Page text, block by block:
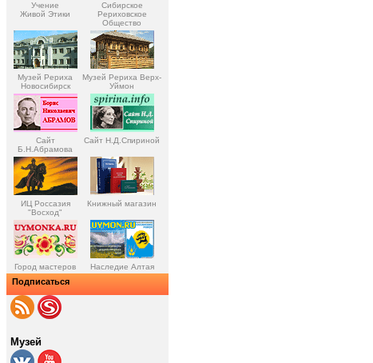
Учение
Живой Этики
Сибирское
Рериховское
Общество
Музей Рериха
Новосибирск
Музей Рериха Верх-
Уймон
Сайт
Б.Н.Абрамова
Сайт Н.Д.Спириной
ИЦ Россазия
"Восход"
Книжный магазин
Город мастеров Наследие Алтая
Подписаться
Музей